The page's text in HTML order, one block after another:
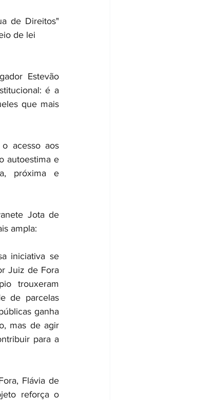
de Direitos"
de lei
Estevão
é a
que mais
acesso aos
autoestima e
próxima e
Jota de
ampla:
iniciativa se
Juiz de Fora
trouxeram
de parcelas
ganha
mas de agir
para a
Flávia de
reforça o